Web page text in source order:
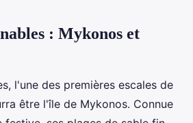
: Mykonos et
l'une des premières escales de
être l'île de Mykonos. Connue